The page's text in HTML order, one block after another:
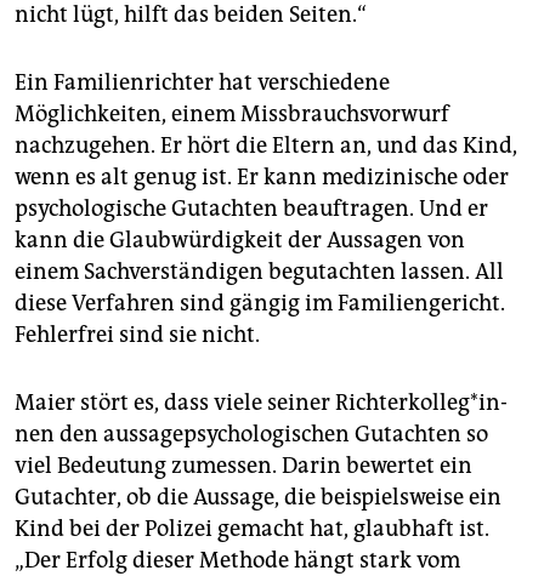
nicht lügt, hilft das beiden Seiten.“
Ein Familienrichter hat verschiedene
Möglichkeiten, einem Missbrauchsvorwurf
nachzugehen. Er hört die Eltern an, und das Kind,
wenn es alt genug ist. Er kann medizinische oder
psychologische Gutachten beauftragen. Und er
kann die Glaubwürdigkeit der Aussagen von
einem Sachverständigen begutachten lassen. All
diese Verfahren sind gängig im Familiengericht.
Fehlerfrei sind sie nicht.
Maier stört es, dass viele seiner Rich­ter­kol­le­g*in­
nen den aussagepsychologischen Gutachten so
viel Bedeutung zumessen. Darin bewertet ein
Gutachter, ob die Aussage, die beispielsweise ein
Kind bei der Polizei gemacht hat, glaubhaft ist.
„Der Erfolg dieser Methode hängt stark vom